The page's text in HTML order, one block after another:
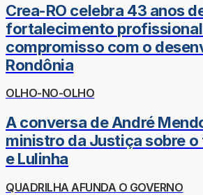
Crea-RO celebra 43 anos
fortalecimento
compromisso com o
Rondônia
OLHO-NO-OLHO
A conversa de André
ministro da Justiça sobre o
e Lulinha
QUADRILHA AFUNDA O GOVERNO